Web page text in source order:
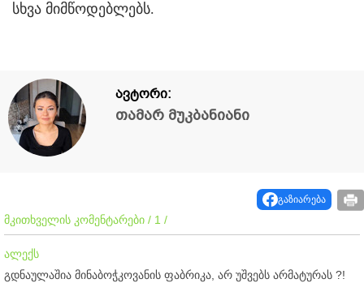
სხვა მიმწოდებლებს.
ავტორი:
თამარ მუკბანიანი
გაზიარება
მკითხველის კომენტარები / 1 /
ალექს
გდნაულაშია მინაბოჭკოვანის ფაბრიკა, არ უშვებს არმატურას ?!